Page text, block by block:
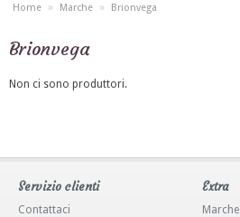
Home » Marche » Brionvega
Brionvega
Non ci sono produttori.
Servizio clienti
Contattaci
Extra
Marche